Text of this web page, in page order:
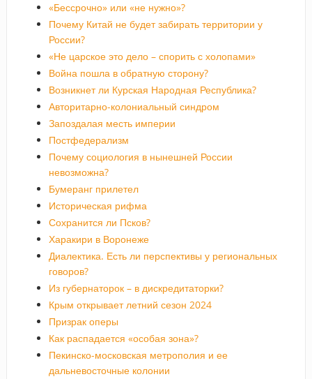
«Бессрочно» или «не нужно»?
Почему Китай не будет забирать территории у
России?
«Не царское это дело – спорить с холопами»
Война пошла в обратную сторону?
Возникнет ли Курская Народная Республика?
Авторитарно-колониальный синдром
Запоздалая месть империи
Постфедерализм
Почему социология в нынешней России
невозможна?
Бумеранг прилетел
Историческая рифма
Сохранится ли Псков?
Харакири в Воронеже
Диалектика. Есть ли перспективы у региональных
говоров?
Из губернаторок – в дискредитаторки?
Крым открывает летний сезон 2024
Призрак оперы
Как распадается «особая зона»?
Пекинско-московская метрополия и ее
дальневосточные колонии